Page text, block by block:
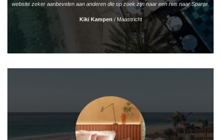
website zeker aanbevelen aan anderen die op zoek zijn naar een reis naar Spanje.
Kiki Kampen /Maastricht